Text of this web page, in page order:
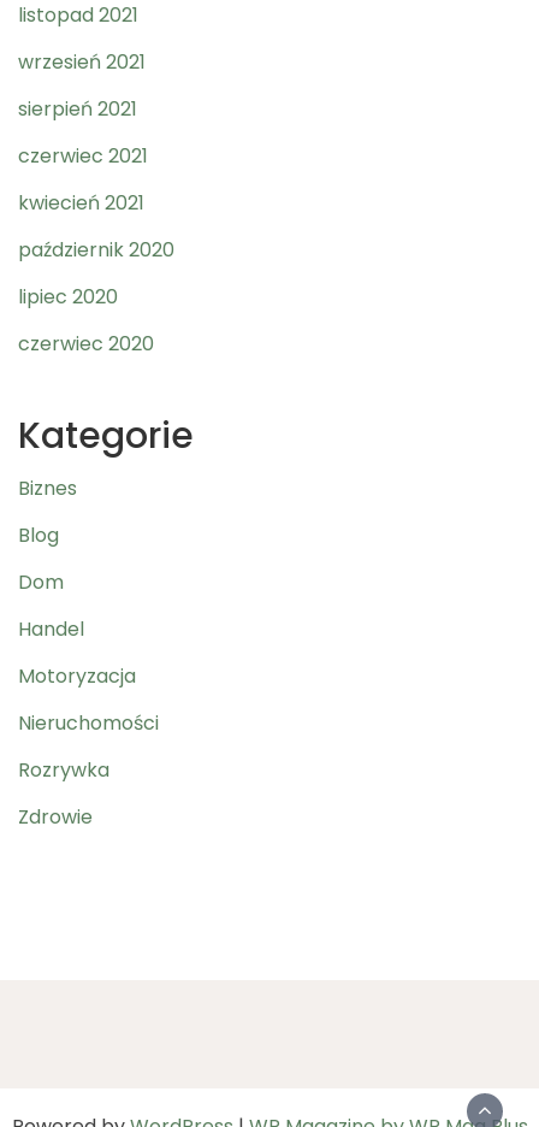
listopad 2021
wrzesień 2021
sierpień 2021
czerwiec 2021
kwiecień 2021
październik 2020
lipiec 2020
czerwiec 2020
Kategorie
Biznes
Blog
Dom
Handel
Motoryzacja
Nieruchomości
Rozrywka
Zdrowie